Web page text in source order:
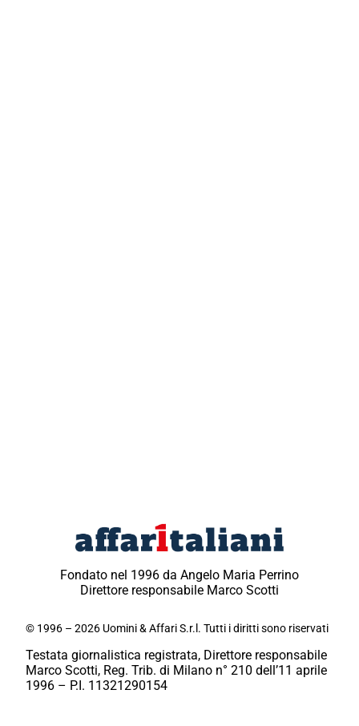
Fondato nel 1996 da Angelo Maria Perrino
Direttore responsabile Marco Scotti
© 1996 – 2026 Uomini & Affari S.r.l. Tutti i diritti sono riservati
Testata giornalistica registrata, Direttore responsabile
Marco Scotti, Reg. Trib. di Milano n° 210 dell’11 aprile
1996 – P.I. 11321290154